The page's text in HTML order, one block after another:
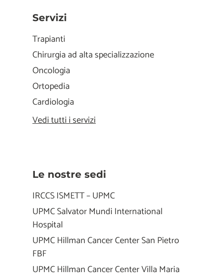
Servizi
Trapianti
Chirurgia ad alta specializzazione
Oncologia
Ortopedia
Cardiologia
Vedi tutti i servizi
Le nostre sedi
IRCCS ISMETT – UPMC
UPMC Salvator Mundi International
Hospital
UPMC Hillman Cancer Center San Pietro
FBF
UPMC Hillman Cancer Center Villa Maria